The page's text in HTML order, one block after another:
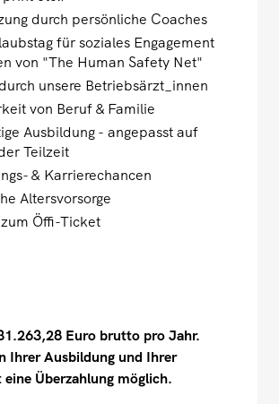
durch persönliche Coaches
für soziales Engagement
von "The Human Safety Net"
unsere Betriebsärzt_innen
von Beruf & Familie
Ausbildung - angepasst auf
Teilzeit
& Karrierechancen
Altersvorsorge
Öffi-Ticket
Euro brutto pro Jahr.
Ihrer Ausbildung und Ihrer
Überzahlung möglich.